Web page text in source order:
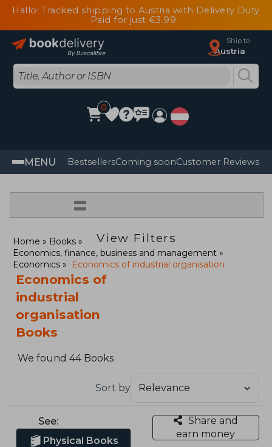
Hallo! Tracked shipping to Austria with Delivery Duty
Paid for just €3.99
Ship to
Austria
0
MENU BestsellersComing soonCustomer Reviews
=
View Filters
Home
Books
Economics, finance, business and management
Economics
Economics of industrial organisation
Economics of
industrial
organisation
Books
We found 44 Books
Sort by
See:
Physical Books
Share and
earn money